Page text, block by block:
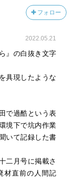
九州を中心に、
。
たちに聞いてい
……軍需の下支
の民主化の功罪
。遠賀川、ボタ
は作詞の五木寛
夫」を書いてい
。（https://ara-
フォロー
2022.05.21
』の白抜き文字
具現したような
で過酷という表
境下で坑内作業
いて記録した書
二月号に掲載さ
材直前の人間記